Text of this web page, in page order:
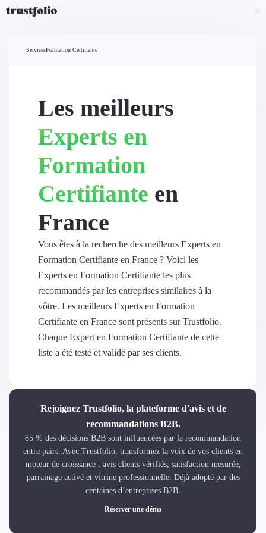
Widgets d'avis
Partage d’avis multicanal
Vidéo de témoignage
Parrainage
Révéler le réseau
Vitrine & média
Suivi du ROI
Voir tous nos avis clients
Demander une démo
Connexion
Teambuilding
Conseil en Management et Organisation
Gestion paie
Coaching
ServicesFormation Certifiante
Les meilleurs
Experts en
Formation
Certifiante en
France
Vous êtes à la recherche des meilleurs Experts en
Formation Certifiante en France ? Voici les
Experts en Formation Certifiante les plus
recommandés par les entreprises similaires à la
vôtre. Les meilleurs Experts en Formation
Certifiante en France sont présents sur Trustfolio.
Chaque Expert en Formation Certifiante de cette
liste a été testé et validé par ses clients.
Rejoignez Trustfolio, la plateforme d'avis et de
recommandations B2B.
85 % des décisions B2B sont influencées par la recommandation
entre pairs. Avec Trustfolio, transformez la voix de vos clients en
moteur de croissance : avis clients vérifiés, satisfaction mesurée,
parrainage activé et vitrine professionnelle. Déjà adopté par des
centaines d’entreprises B2B.
Réserver une démo